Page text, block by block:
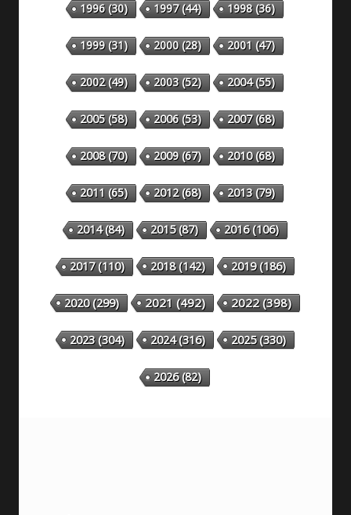
1996(30) 1997(44) 1998(36)
1999(31) 2000(28) 2001 (47)
2002(49) 2003(52) 2004(55)
2005(58) 2006(53) 2007(68)
2008(70) 2009(67) 2010(68)
2011 (65) 2012(68) 2013(79)
2014(84) 2015(87) 2016(106)
2017(110) 2018(142) 2019(186)
2020(299) 2021(492) 2022(398)
2023(304) 2024(316) 2025(330)
2026(82)